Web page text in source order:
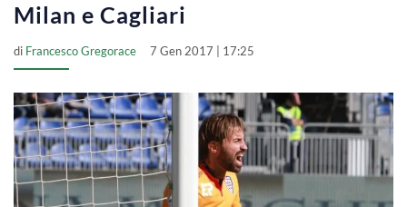
Milan e Cagliari
di Francesco Gregorace 7 Gen 2017 | 17:25